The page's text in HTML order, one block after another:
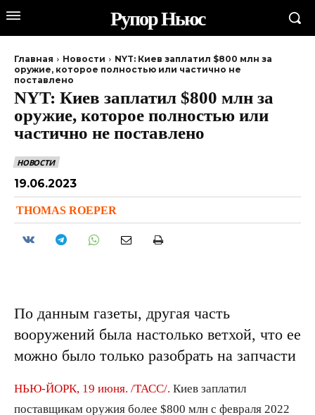
Рупор Ньюс
Главная Новости
NYT: Киев заплатил $800 млн за
оружие, которое полностью или частично не
поставлено
NYT: Киев заплатил $800 млн за
оружие, которое полностью или
частично не поставлено
НОВОСТИ
19.06.2023
THOMAS ROEPER
По данным газеты, другая часть
вооружений была настолько ветхой, что ее
можно было только разобрать на запчасти
НЬЮ-ЙОРК, 19 июня. /ТАСС/. Киев заплатил
поставщикам оружия более $800 млн с февраля 2022